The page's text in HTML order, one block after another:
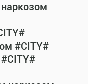
#CITY#